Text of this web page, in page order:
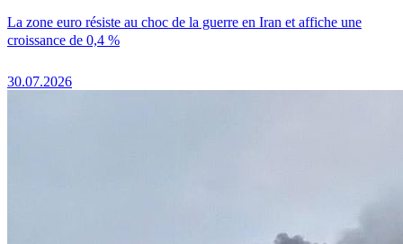
La zone euro résiste au choc de la guerre en Iran et affiche une
croissance de 0,4 %
30.07.2026